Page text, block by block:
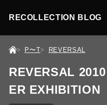
RECOLLECTION BLOG
P〜T REVERSAL
REVERSAL
ER EXHIBITION